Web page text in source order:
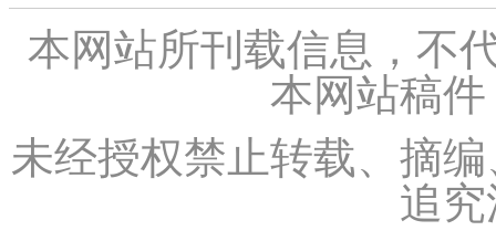
本网站所刊载信息，不
本网站稿
未经授权禁止转载、摘
追